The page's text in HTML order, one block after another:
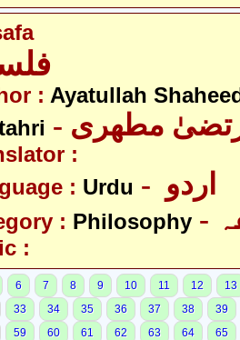
: Ayatullah
مطھری
:
: Urdu
: Philosophy
:
6 7 8 9 10 11 12
13
33 34 35 36 37 38
39
59 60 61 62 63 64
65